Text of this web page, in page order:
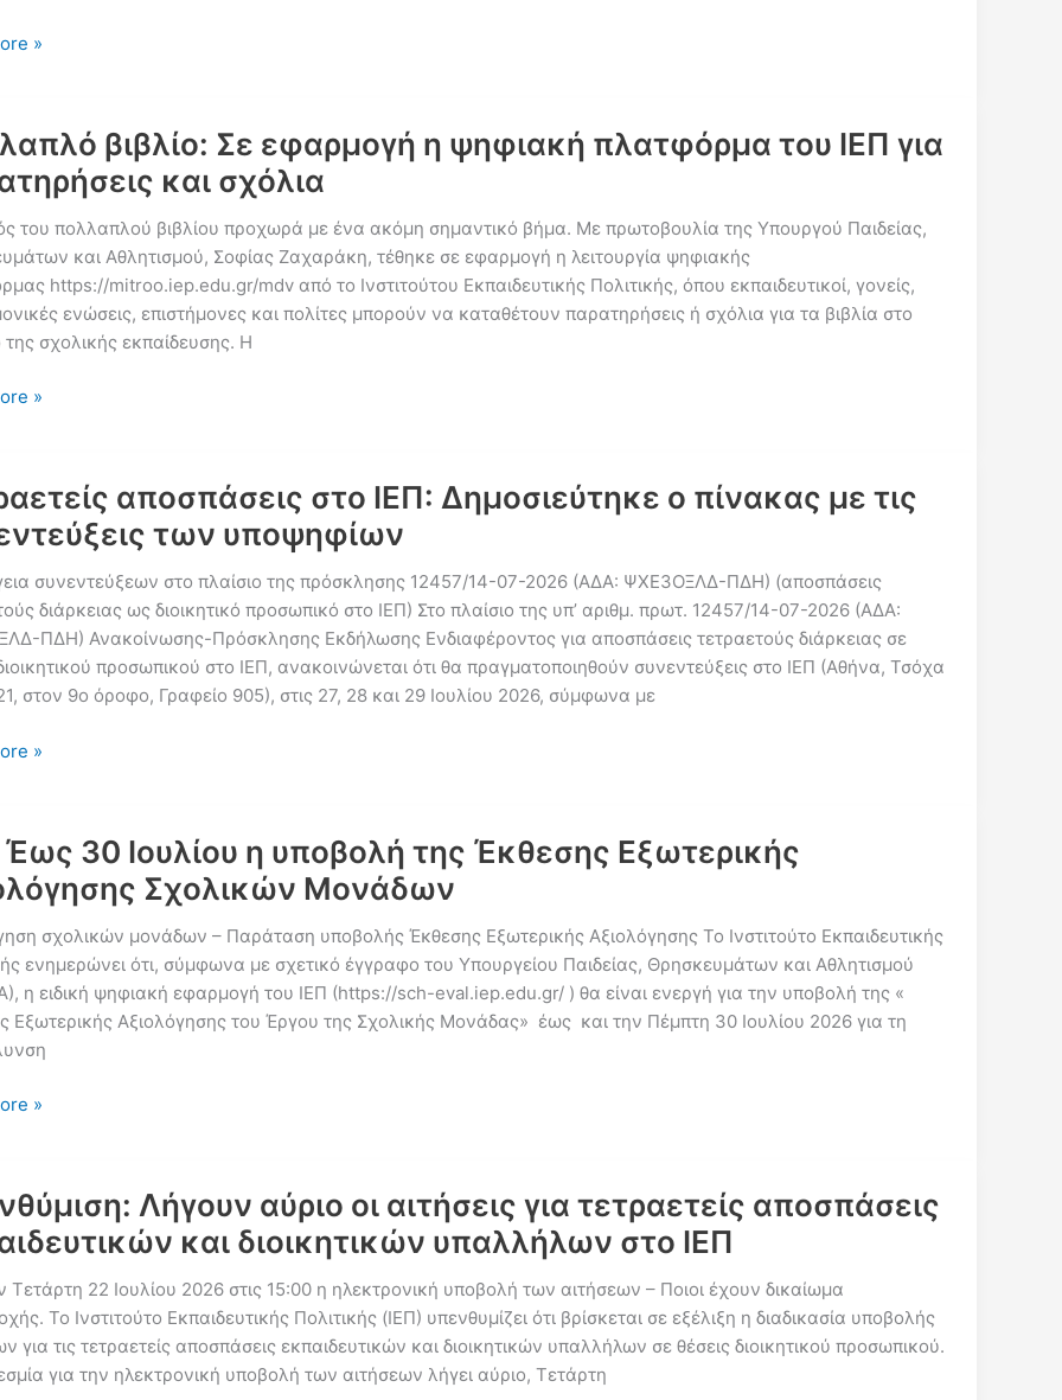
»
βιβλίο: Σε εφαρμογή η ψηφιακή πλατφόρμα του ΙΕΠ για
και σχόλια
του πολλαπλού βιβλίου προχωρά με ένα ακόμη σημαντικό βήμα. Με πρωτοβουλία της Υπουργού Παιδείας,
και Αθλητισμού, Σοφίας Ζαχαράκη, τέθηκε σε εφαρμογή η λειτουργία ψηφιακής
https://mitroo.iep.edu.gr/mdv από το Ινστιτούτου Εκπαιδευτικής Πολιτικής, όπου εκπαιδευτικοί, γονείς,
ενώσεις, επιστήμονες και πολίτες μπορούν να καταθέτουν παρατηρήσεις ή σχόλια για τα βιβλία στο
σχολικής εκπαίδευσης. Η
»
αποσπάσεις στο ΙΕΠ: Δημοσιεύτηκε ο πίνακας με τις
των υποψηφίων
συνεντεύξεων στο πλαίσιο της πρόσκλησης 12457/14-07-2026 (ΑΔΑ: ΨΧΕ3ΟΞΛΔ-ΠΔΗ) (αποσπάσεις
διάρκειας ως διοικητικό προσωπικό στο ΙΕΠ) Στο πλαίσιο της υπ’ αριθμ. πρωτ. 12457/14-07-2026 (ΑΔΑ:
ΠΔΗ) Ανακοίνωσης-Πρόσκλησης Εκδήλωσης Ενδιαφέροντος για αποσπάσεις τετραετούς διάρκειας σε
προσωπικού στο ΙΕΠ, ανακοινώνεται ότι θα πραγματοποιηθούν συνεντεύξεις στο ΙΕΠ (Αθήνα, Τσόχα
στον 9ο όροφο, Γραφείο 905), στις 27, 28 και 29 Ιουλίου 2026, σύμφωνα με
»
Έως 30 Ιουλίου η υποβολή της Έκθεσης Εξωτερικής
Σχολικών Μονάδων
σχολικών μονάδων – Παράταση υποβολής Έκθεσης Εξωτερικής Αξιολόγησης Το Ινστιτούτο Εκπαιδευτικής
ενημερώνει ότι, σύμφωνα με σχετικό έγγραφο του Υπουργείου Παιδείας, Θρησκευμάτων και Αθλητισμού
η ειδική ψηφιακή εφαρμογή του ΙΕΠ (https://sch-eval.iep.edu.gr/ ) θα είναι ενεργή για την υποβολή της «
Εξωτερικής Αξιολόγησης του Έργου της Σχολικής Μονάδας» έως και την Πέμπτη 30 Ιουλίου 2026 για τη
»
Λήγουν αύριο οι αιτήσεις για τετραετείς αποσπάσεις
και διοικητικών υπαλλήλων στο ΙΕΠ
Τετάρτη 22 Ιουλίου 2026 στις 15:00 η ηλεκτρονική υποβολή των αιτήσεων – Ποιοι έχουν δικαίωμα
Το Ινστιτούτο Εκπαιδευτικής Πολιτικής (ΙΕΠ) υπενθυμίζει ότι βρίσκεται σε εξέλιξη η διαδικασία υποβολής
για τις τετραετείς αποσπάσεις εκπαιδευτικών και διοικητικών υπαλλήλων σε θέσεις διοικητικού προσωπικού.
για την ηλεκτρονική υποβολή των αιτήσεων λήγει αύριο, Τετάρτη